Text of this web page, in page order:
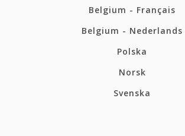
Belgium - Français
Belgium - Nederlands
Polska
Norsk
Svenska